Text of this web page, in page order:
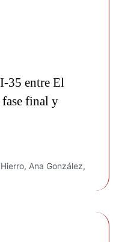
35 entre El
fase final y
Ana González,